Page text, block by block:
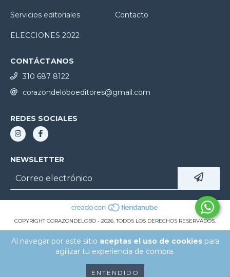
Al navegar por este sitio aceptas el uso de cookiespara
agilizar tu experiencia de compra.
ENTENDIDO
Servicios editoriales Contacto
ELECCIONES 2022
CONTÁCTANOS
310 687 8122
corazondeloboeditores@gmail.com
REDES SOCIALES
NEWSLETTER
COPYRIGHT CORAZONDELOBO - 2026. TODOS LOS DERECHOS RESERVADOS.